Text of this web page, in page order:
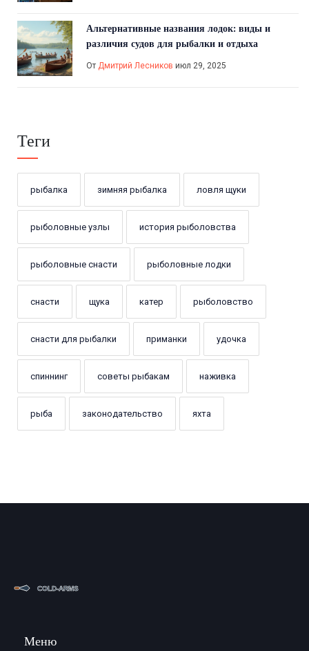
Альтернативные названия лодок: виды и
различия судов для рыбалки и отдыха
От Дмитрий Лесников июл 29, 2025
Теги
рыбалка зимняя рыбалка ловля щуки
рыболовные узлы история рыболовства
рыболовные снасти рыболовные лодки
снасти щука катер рыболовство
снасти для рыбалки приманки удочка
спиннинг советы рыбакам наживка
рыба законодательство яхта
Меню